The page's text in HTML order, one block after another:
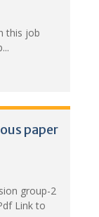
this job
paper
group-2
Link to